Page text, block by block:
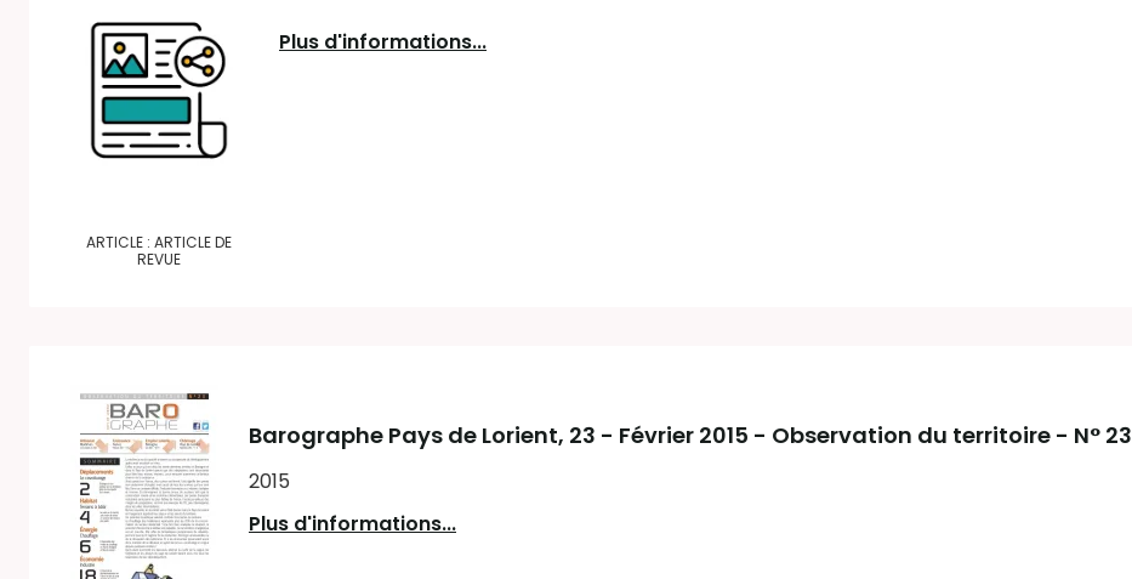
ARTICLE : ARTICLE DE
REVUE
Plus d'informations...
Barographe Pays de Lorient, 23 - Février 2015 - Observation du territoire - N° 23
2015
Plus d'informations...